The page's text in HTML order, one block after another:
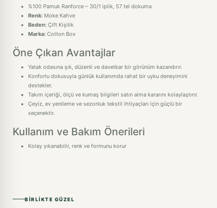
%100 Pamuk Ranforce – 30/1 iplik, 57 tel dokuma
Renk: Moke Kahve
Beden: Çift Kişilik
Marka: Cotton Box
Öne Çıkan Avantajlar
Yatak odasına şık, düzenli ve davetkar bir görünüm kazandırır.
Konforlu dokusuyla günlük kullanımda rahat bir uyku deneyimini
destekler.
Takım içeriği, ölçü ve kumaş bilgileri satın alma kararını kolaylaştırır.
Çeyiz, ev yenileme ve sezonluk tekstil ihtiyaçları için güçlü bir
seçenektir.
Kullanım ve Bakım Önerileri
Kolay yıkanabilir, renk ve formunu korur
BIRLIKTE GÜZEL